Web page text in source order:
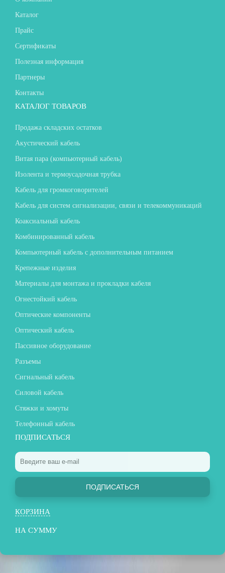
Каталог
Прайс
Сертификаты
Полезная информация
Партнеры
Контакты
КАТАЛОГ ТОВАРОВ
Продажа складских остатков
Акустический кабель
Витая пара (компьютерный кабель)
Изолента и термоусадочная трубка
Кабель для громкоговорителей
Кабель для систем сигнализации, связи и телекоммуникаций
Коаксиальный кабель
Комбинированный кабель
Компьютерный кабель с дополнительным питанием
Крепежные изделия
Материалы для монтажа и прокладки кабеля
Огнестойкий кабель
Оптические компоненты
Оптический кабель
Пассивное оборудование
Разъемы
Сигнальный кабель
Силовой кабель
Стяжки и хомуты
Телефонный кабель
ПОДПИСАТЬСЯ
ПОДПИСАТЬСЯ
КОРЗИНА
НА СУММУ